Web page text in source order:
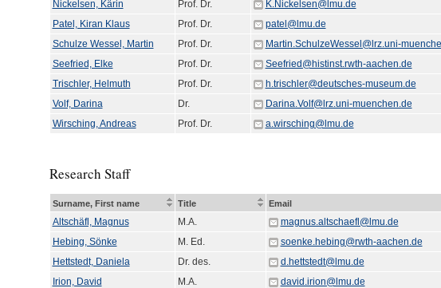
Nickelsen, Kärin
Prof. Dr.
K.Nickelsen@lmu.de
Patel, Kiran Klaus
Prof. Dr.
patel@lmu.de
Schulze Wessel, Martin
Prof. Dr.
Martin.SchulzeWessel@lrz.uni-
Seefried, Elke
Prof. Dr.
Seefried@histinst.rwth-aachen.de
Trischler, Helmuth
Prof. Dr.
h.trischler@deutsches-museum.de
Volf, Darina
Dr.
Darina.Volf@lrz.uni-muenchen.de
Wirsching, Andreas
Prof. Dr. a.wirsching@lmu.de
Research Staff
Surname, First name Title Email
Altschäfl, Magnus M.A.
magnus.altschaefl@lmu.de
Hebing, Sönke
M. Ed.
soenke.hebing@rwth-aachen.de
Hettstedt, Daniela
Dr. des.
d.hettstedt@lmu.de
Irion, David
M.A.
david.irion@lmu.de